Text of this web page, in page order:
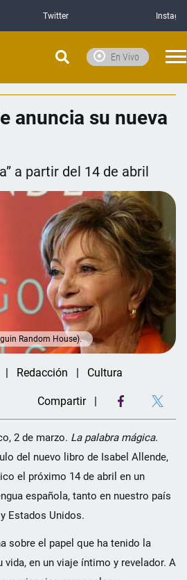
Twitter
En Vivo
anuncia su nueva
a partir del 14 de abril
Random House).
Redacción Cultura
Compartir
2 de marzo. La palabra mágica.
del nuevo libro de Isabel Allende,
el próximo 14 de abril en un
española, tanto en nuestro país
Estados Unidos.
sobre el papel que ha tenido la
en un viaje íntimo y revelador. A